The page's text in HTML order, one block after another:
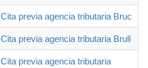
Cita previa agencia tributaria Bruc
Cita previa agencia tributaria Brull
Cita previa agencia tributaria